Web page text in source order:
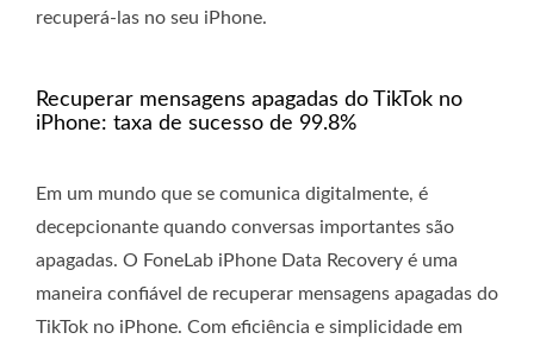
recuperá-las no seu iPhone.
Recuperar mensagens apagadas do TikTok no
iPhone: taxa de sucesso de 99.8%
Em um mundo que se comunica digitalmente, é
decepcionante quando conversas importantes são
apagadas. O FoneLab iPhone Data Recovery é uma
maneira confiável de recuperar mensagens apagadas do
TikTok no iPhone. Com eficiência e simplicidade em